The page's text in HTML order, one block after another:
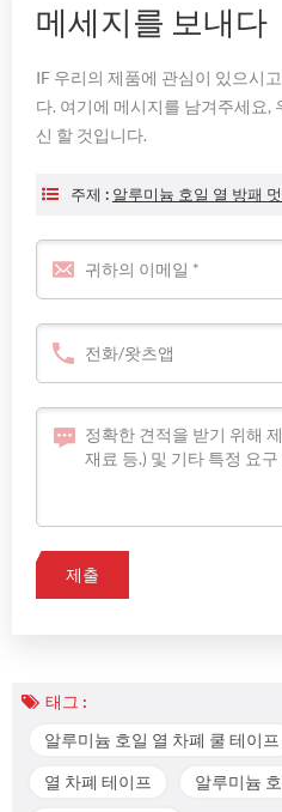
메세지를 보내다
IF 우리의 제품에 관심이 있으시
다. 여기에 메시지를 남겨주세요,
신 할 것입니다.
주제 : 알루미늄 호일 열 방패
태그 :
알루미늄 호일 열 차폐 쿨 테이프
열 차폐 테이프 알루미늄